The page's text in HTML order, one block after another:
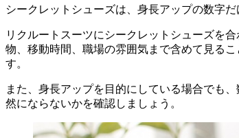
シークレットシューズは、身長アップの数字
リクルートスーツにシークレットシューズを
物、移動時間、職場の雰囲気まで含めて見る
す。
また、身長アップを目的にしている場合でも
然にならないかを確認しましょう。